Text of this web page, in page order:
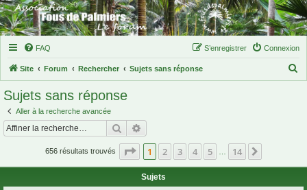
FAQ Connexion
S’enregistrer
Site Forum Rechercher Sujets sans réponse
c
Sujets sans réponse
Aller à la recherche avancée
Rechercher
656 résultats trouvés Page 1sur14
1 2 3 4 5 14
Sujets